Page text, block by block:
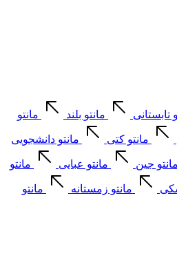
تابستانی مانتو بلند مانتو
مانتو کتی مانتو دانشجویی
مانتو جین مانتو عبایی مانتو
مانتو زمستانه مانتو